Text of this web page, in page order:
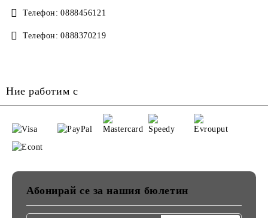
Телефон: 0888456121
Телефон: 0888370219
Ние работим с
Абонирай се за нашия бюлетин